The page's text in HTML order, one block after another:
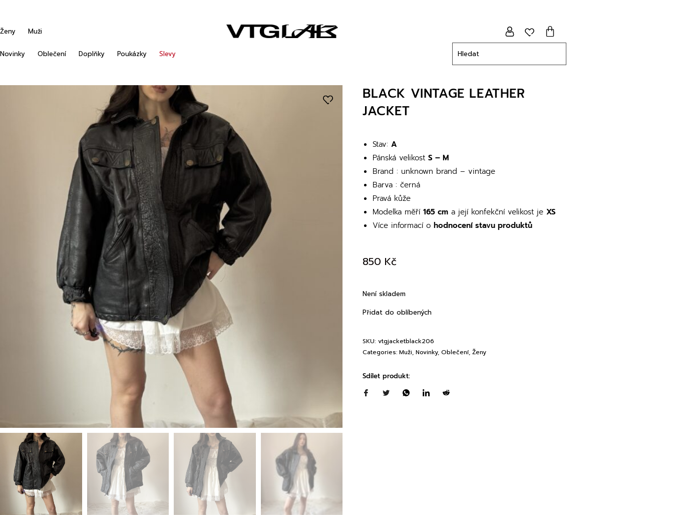
Ženy Muži
Novinky Oblečení Doplňky Poukázky Slevy
BLACK VINTAGE LEATHER
JACKET
Stav: A
Pánská velikost S – M
Brand : unknown brand – vintage
Barva : černá
Pravá kůže
Modelka měří 165 cm a její konfekční velikost je XS
Více informací o hodnocení stavu produktů
850 Kč
Není skladem
Přidat do oblíbených
SKU: vtgjacketblack206
Categories: Muži, Novinky, Oblečení, Ženy
Sdílet produkt: